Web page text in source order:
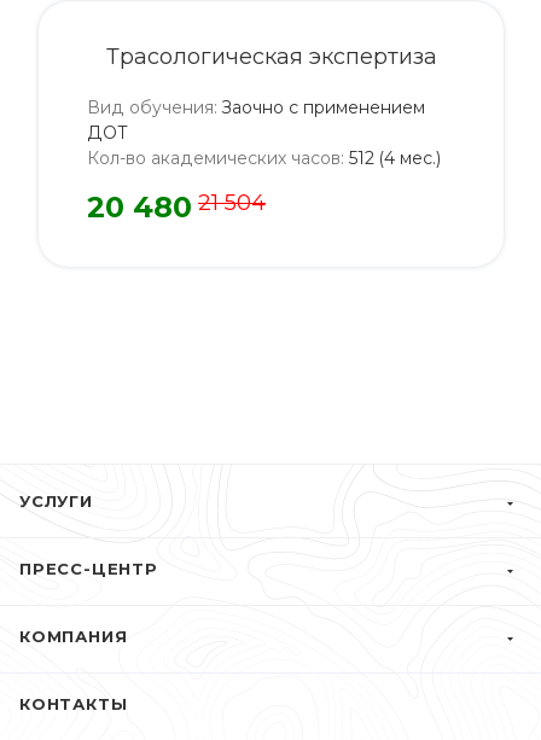
Трасологическая экспертиза
Вид обучения: Заочно с применением
ДОТ
Кол-во академических часов: 512 (4 мес.)
20 480 21 504
УСЛУГИ
ПРЕСС-ЦЕНТР
КОМПАНИЯ
КОНТАКТЫ